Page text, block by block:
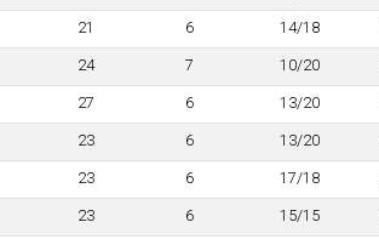
21 6 14/18
24 7 10/20
27 6 13/20
23 6 13/20
23 6 17/18
23 6 15/15